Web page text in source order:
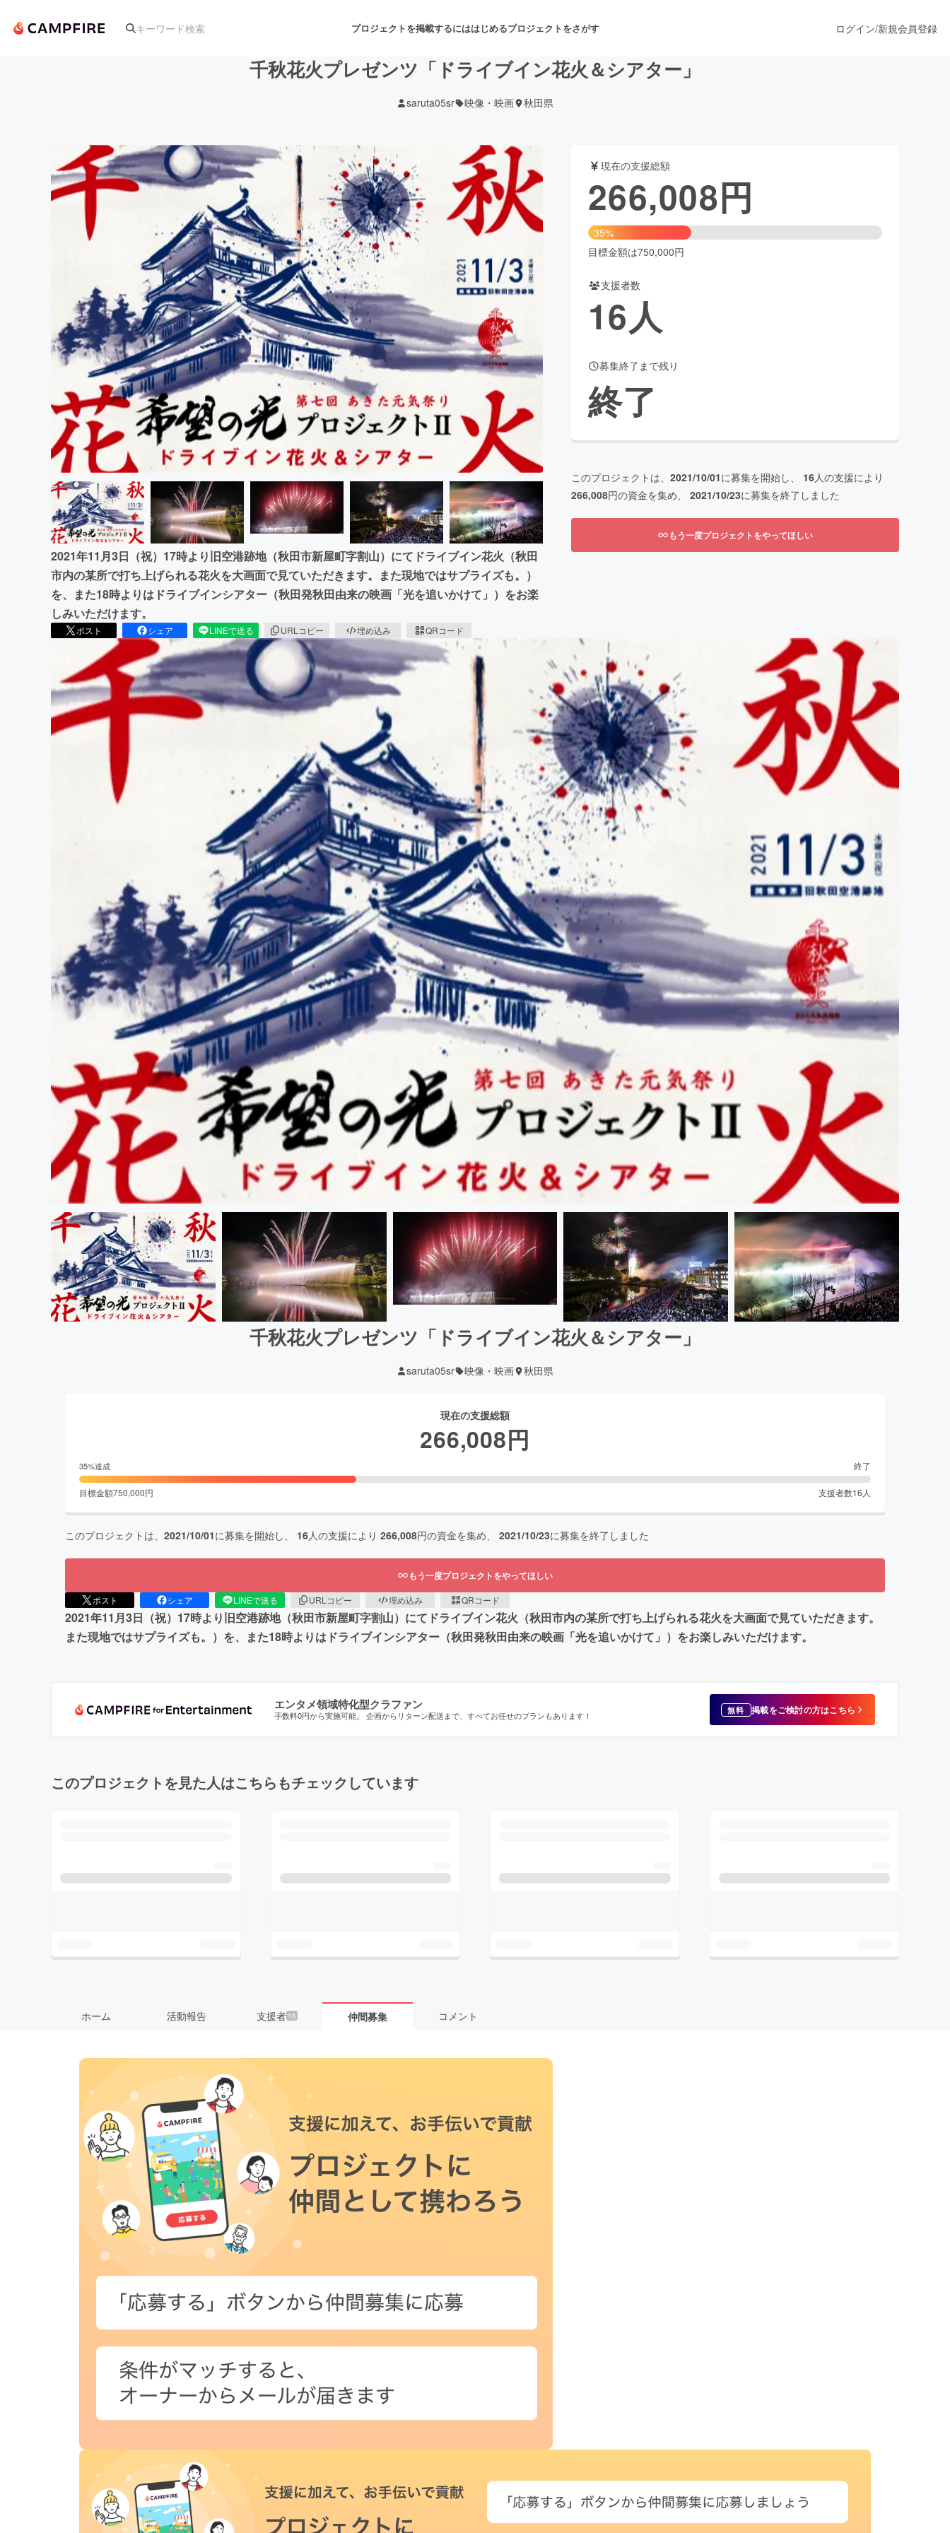
プロジェクトを掲載するにははじめるプロジェクトをさがす
アート・写真 音楽 舞台・パフォーマンス
テクノロジー・ガジェット ゲーム・サービス開発 フード・飲食店 ファッション
映像・映画 書籍・雑誌出版
ビジネス・起業 チャレンジ ビューティー・ヘルスケア
まちづくり・地域活性化
CAMPFIRE for Social GoodCAMPFIRE Creation
CAMPFIREふるさと納税
machi-ya
ログイン/新規会員登録
千秋花火プレゼンツ「ドライブイン花火＆シアター」
saruta05sr 映像・映画 秋田県
2021年11月3日（祝）17時より旧空港跡地（秋田市新屋町字割山）にてドライブイン花火（秋田
市内の某所で打ち上げられる花火を大画面で見ていただきます。また現地ではサプライズも。）
を、また18時よりはドライブインシアター（秋田発秋田由来の映画「光を追いかけて」）をお楽
しみいただけます。
ポスト シェア LINEで送る URLコピー 埋め込み QRコード
現在の支援総額
266,008円
35%
目標金額は750,000円
支援者数
16人
募集終了まで残り
終了
このプロジェクトは、 2021/10/01に募集を開始し、 16人の支援により
266,008円の資金を集め、 2021/10/23に募集を終了しました
もう一度プロジェクトをやってほしい
千秋花火プレゼンツ「ドライブイン花火＆シアター」
saruta05sr 映像・映画 秋田県
現在の支援総額
266,008円
35%達成 終了
目標金額750,000円 支援者数16 人
このプロジェクトは、 2021/10/01に募集を開始し、 16人の支援により 266,008円の資金を集め、 2021/10/23に募集を終了しました
もう一度プロジェクトをやってほしい
ポスト シェア LINEで送る URLコピー 埋め込み QRコード
2021年11月3日（祝）17時より旧空港跡地（秋田市新屋町字割山）にてドライブイン花火（秋田市内の某所で打ち上げられる花火を大画面で見ていただきます。
また現地ではサプライズも。）を、また18時よりはドライブインシアター（秋田発秋田由来の映画「光を追いかけて」）をお楽しみいただけます。
エンタメ領域特化型クラファン
手数料0円から実施可能。 企画からリターン配送まで、すべてお任せのプランもあります！ 無料 掲載をご検討の方はこちら
このプロジェクトを見た人はこちらもチェックしています
ホーム 活動報告 支援者 16 仲間募集 コメント